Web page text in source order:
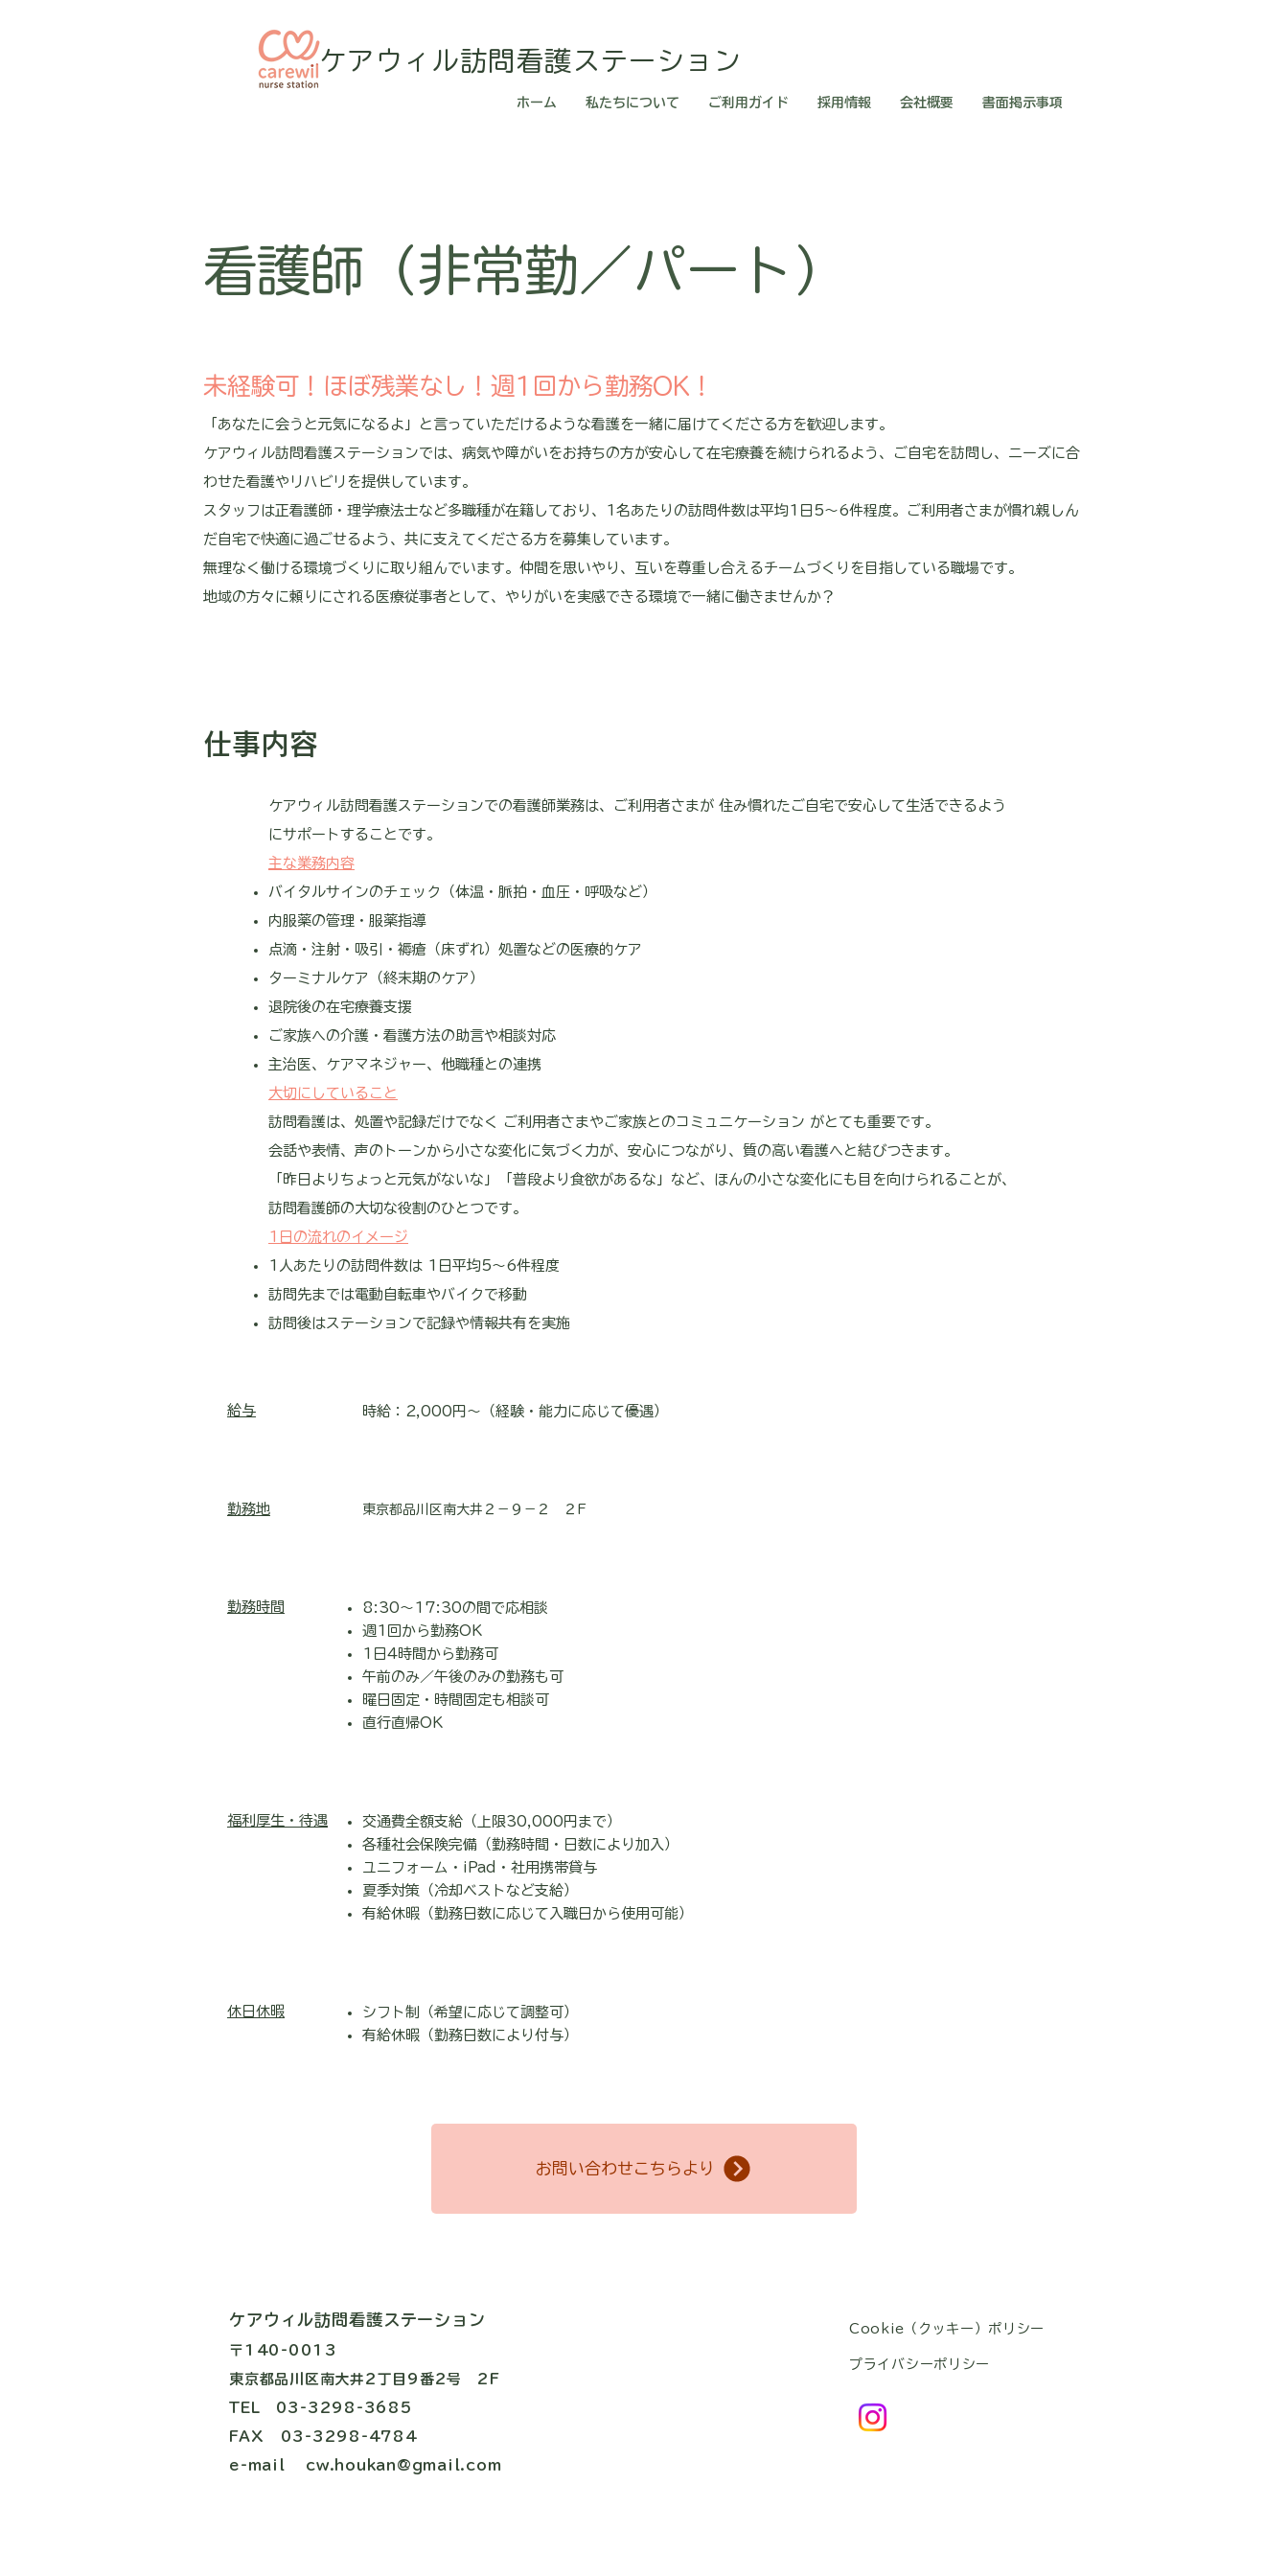
ホーム 私たちについて ご利用ガイド 採用情報 会社概要 書面掲示事項
​ケアウィル訪問看護ステーション
看護師（非常勤／パート）
未経験可！ほぼ残業なし！週1回から勤務OK！
「あなたに会うと元気になるよ」と言っていただけるような看護を一緒に届けてくださる方を歓迎します。
ケアウィル訪問看護ステーションでは、病気や障がいをお持ちの方が安心して在宅療養を続けられるよう、ご自宅を訪問し、ニーズに合
わせた看護やリハビリを提供しています。
スタッフは正看護師・理学療法士など多職種が在籍しており、1名あたりの訪問件数は平均1日5～6件程度。ご利用者さまが慣れ親しん
だ自宅で快適に過ごせるよう、共に支えてくださる方を募集しています。
無理なく働ける環境づくりに取り組んでいます。仲間を思いやり、互いを尊重し合えるチームづくりを目指している職場です。
地域の方々に頼りにされる医療従事者として、やりがいを実感できる環境で一緒に働きませんか？
仕事内容
ケアウィル訪問看護ステーションでの看護師業務は、ご利用者さまが 住み慣れたご自宅で安心して生活できるよう
にサポートすることです。
主な業務内容
バイタルサインのチェック（体温・脈拍・血圧・呼吸など）
内服薬の管理・服薬指導
点滴・注射・吸引・褥瘡（床ずれ）処置などの医療的ケア
ターミナルケア（終末期のケア）
退院後の在宅療養支援
ご家族への介護・看護方法の助言や相談対応
主治医、ケアマネジャー、他職種との連携
大切にしていること
訪問看護は、処置や記録だけでなく ご利用者さまやご家族とのコミュニケーション がとても重要です。
会話や表情、声のトーンから小さな変化に気づく力が、安心につながり、質の高い看護へと結びつきます。
「昨日よりちょっと元気がないな」「普段より食欲があるな」など、ほんの小さな変化にも目を向けられることが、
訪問看護師の大切な役割のひとつです。
1日の流れのイメージ
1人あたりの訪問件数は 1日平均5〜6件程度
訪問先までは電動自転車やバイクで移動
訪問後はステーションで記録や情報共有を実施
給与 時給：2,000円〜（経験・能力に応じて優遇）
勤務地 東京都品川区南大井２－９－２ ２F
勤務時間
8:30～17:30の間で応相談
週1回から勤務OK
1日4時間から勤務可
午前のみ／午後のみの勤務も可
曜日固定・時間固定も相談可
直行直帰OK
福利厚生・待遇
交通費全額支給（上限30,000円まで）
各種社会保険完備（勤務時間・日数により加入）
ユニフォーム・iPad・社用携帯貸与
夏季対策（冷却ベストなど支給）
有給休暇（勤務日数に応じて入職日から使用可能）
休日休暇
シフト制（希望に応じて調整可）
​有給休暇（勤務日数により付与）
お問い合わせこちらより
​ケアウィル訪問看護ステーション
​〒140-0013
東京都品川区南大井2丁目9番2号 2F
TEL 03-3298-3685
FAX 03-3298-4784
e-mail cw.houkan@gmail.com
Cookie（クッキー）ポリシー
プライバシーポリシー